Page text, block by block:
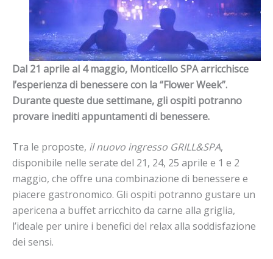
Dal 21 aprile al 4 maggio, MonticelloSPAarricchisce
l’esperienza di benessere con la “Flower Week”.
Durante queste due settimane, gli ospiti potranno
provare inediti appuntamenti di benessere.
Tra le proposte, il nuovo ingresso GRILL&SPA,
disponibile nelle serate del 21, 24, 25 aprile e 1 e 2
maggio, che offre una combinazione di benessere e
piacere gastronomico. Gli ospiti potranno gustare un
apericena a buffet arricchito da carne alla griglia,
l’ideale per unire i benefici del relax alla soddisfazione
dei sensi.